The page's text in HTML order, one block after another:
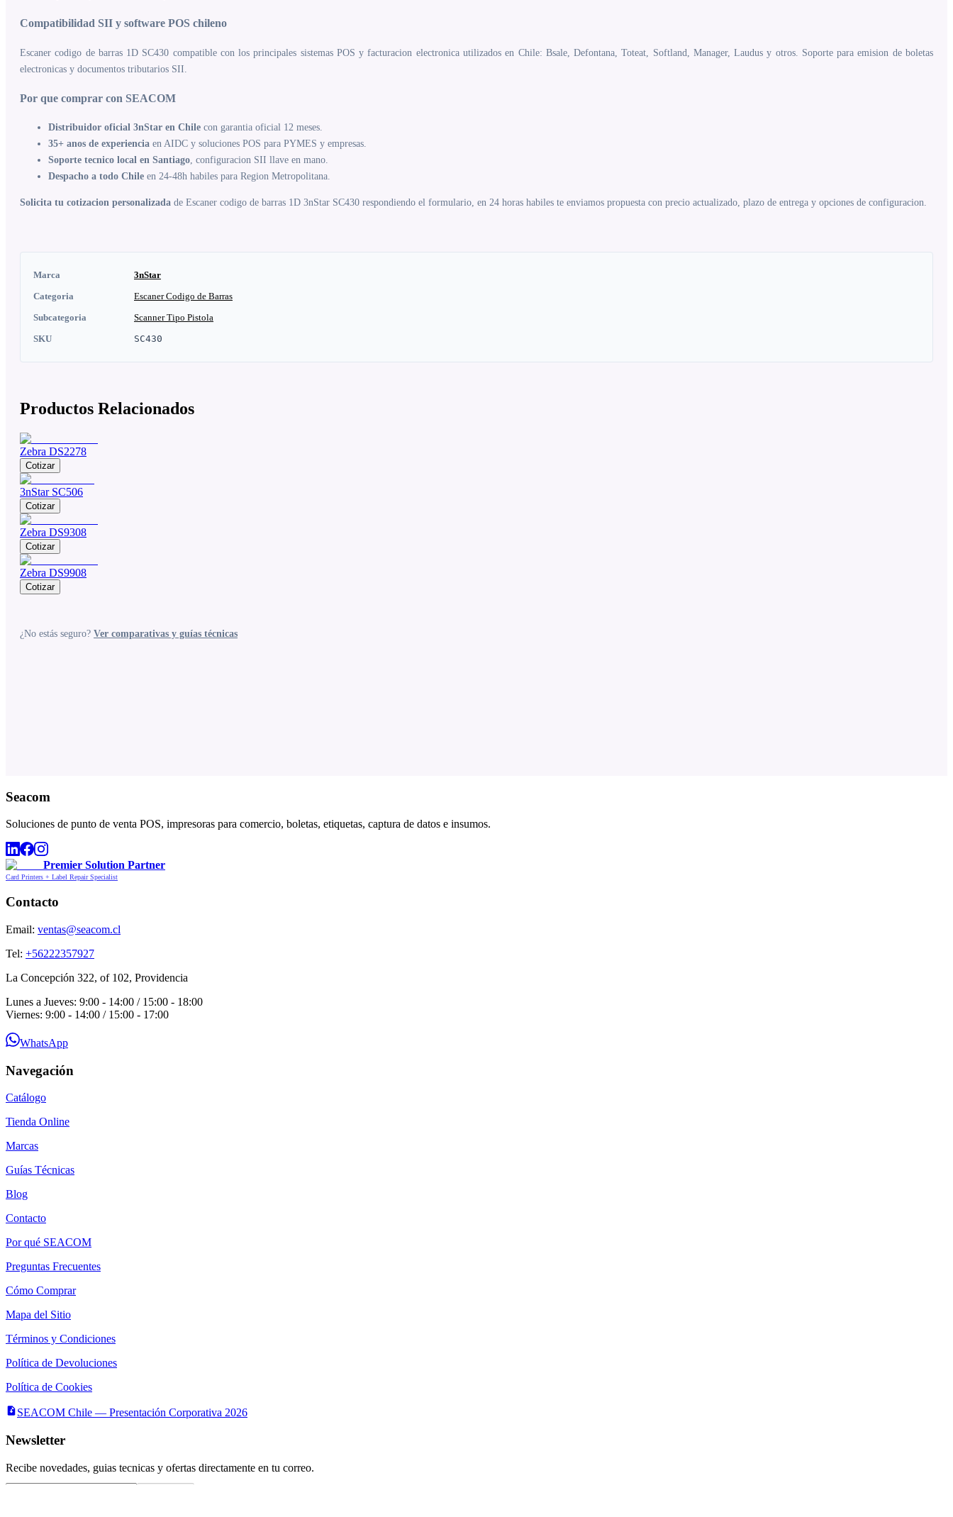
Compatibilidad SII y software POS chileno
Escaner codigo de barras 1D SC430 compatible con los principales sistemas POS y facturacion electronica utilizados en Chile: Bsale, Defontana, Toteat, Softland, Manager, Laudus y otros. Soporte para emision de boletas
electronicas y documentos tributarios SII.
Por que comprar con SEACOM
Distribuidor oficial 3nStar en Chile con garantia oficial 12 meses.
35+ anos de experiencia en AIDC y soluciones POS para PYMES y empresas.
Soporte tecnico local en Santiago, configuracion SII llave en mano.
Despacho a todo Chile en 24-48h habiles para Region Metropolitana.
Solicita tu cotizacion personalizada de Escaner codigo de barras 1D 3nStar SC430 respondiendo el formulario, en 24 horas habiles te enviamos propuesta con precio actualizado, plazo de entrega y opciones de configuracion.
Marca
3nStar
Categoria
Escaner Codigo de Barras
Subcategoria
Scanner Tipo Pistola
SKU
SC430
Productos Relacionados
Zebra DS2278
Cotizar
3nStar SC506
Cotizar
Zebra DS9308
Cotizar
Zebra DS9908
Cotizar
¿No estás seguro? Ver comparativas y guías técnicas
Seacom
Soluciones de punto de venta POS, impresoras para comercio, boletas, etiquetas, captura de datos e insumos.
Premier Solution Partner
Card Printers + Label Repair Specialist
Contacto
Email: ventas@seacom.cl
Tel: +56222357927
La Concepción 322, of 102, Providencia
Lunes a Jueves: 9:00 - 14:00 / 15:00 - 18:00
Viernes: 9:00 - 14:00 / 15:00 - 17:00
WhatsApp
Navegación
Catálogo
Tienda Online
Marcas
Guías Técnicas
Blog
Contacto
Por qué SEACOM
Preguntas Frecuentes
Cómo Comprar
Mapa del Sitio
Términos y Condiciones
Política de Devoluciones
Política de Cookies
SEACOM Chile — Presentación Corporativa 2026
Newsletter
Recibe novedades, guias tecnicas y ofertas directamente en tu correo.